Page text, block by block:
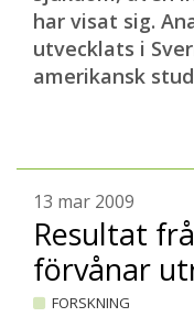
har visat sig.
utvecklats i
amerikansk
13 mar 2009
Resultat
förvånar
FORSKNING